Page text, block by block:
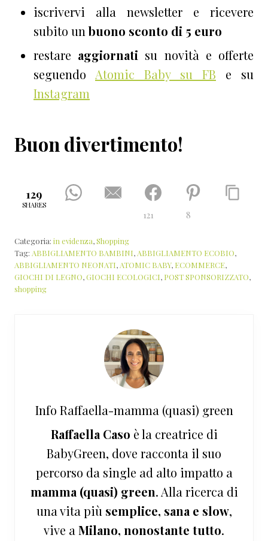
iscrivervi alla newsletter e ricevere
subito unbuono sconto di 5 euro
restare aggiornati su novità e offerte
seguendo Atomic Baby su FB e su
Instagram
Buon divertimento!
129
SHARES
121 8
Categoria: in evidenza,Shopping
Tag: ABBIGLIAMENTO BAMBINI, ABBIGLIAMENTO ECOBIO,
ABBIGLIAMENTO NEONATI, ATOMIC BABY, ECOMMERCE,
GIOCHI DI LEGNO,GIOCHI ECOLOGICI, POST SPONSORIZZATO,
shopping
Info Raffaella-mamma (quasi) green
Raffaella Caso è la creatrice di
BabyGreen, dove racconta il suo
percorso da single ad alto impatto a
mamma (quasi) green. Alla ricerca di
una vita più semplice, sana e slow,
vive a Milano, nonostante tutto.